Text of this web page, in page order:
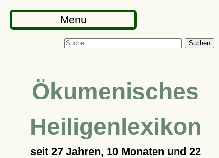
Menu
Suchen
Ökumenisches
Heiligenlexikon
seit 27 Jahren, 10 Monaten und 22